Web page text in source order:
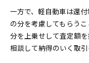
一方で、軽自動車は還
の分を考慮してもらう
分を上乗せして査定額
相談して納得のいく取引